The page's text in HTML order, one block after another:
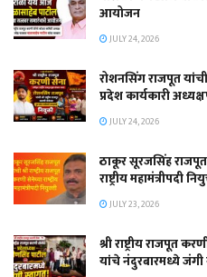
आयोजन
JULY 24, 2026
रोशनसिंग राजपूत यांची
प्रदेश कार्यकारी
JULY 24, 2026
ठाकूर सूरजसिंह राजपूत
राष्ट्रीय महामंत्रीपदी
JULY 23, 2026
श्री राष्ट्रीय राजपूत
यांचे नंदुरबारमध्ये